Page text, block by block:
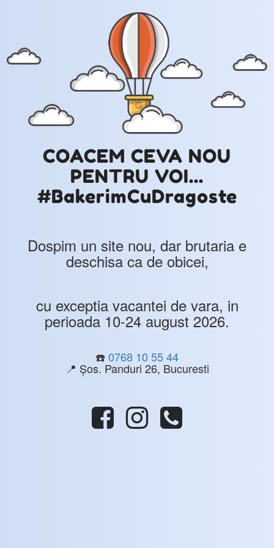
COACEM CEVA NOU
PENTRU VOI...
#BakerimCuDragoste
Dospim un site nou, dar brutaria e
deschisa ca de obicei,
cu exceptia vacantei de vara, in
perioada 10-24 august 2026.
☎️0768 10 55 44
📍 Șos. Panduri 26, Bucuresti